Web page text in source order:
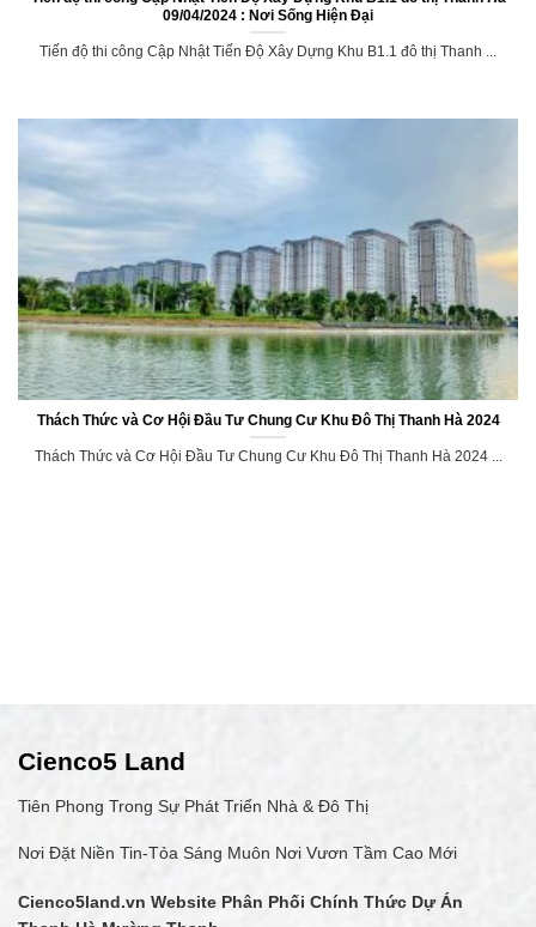
09/04/2024 : Nơi Sống Hiện Đại
Tiến độ thi công Cập Nhật Tiến Độ Xây Dựng Khu B1.1 đô thị Thanh ...
Thách Thức và Cơ Hội Đầu Tư Chung Cư Khu Đô Thị Thanh Hà 2024
Thách Thức và Cơ Hội Đầu Tư Chung Cư Khu Đô Thị Thanh Hà 2024 ...
Cienco5 Land
Tiên Phong Trong Sự Phát Triển Nhà & Đô Thị
Nơi Đặt Niền Tin-Tỏa Sáng Muôn Nơi Vươn Tầm Cao Mới
Cienco5land.vn Website Phân Phối Chính Thức Dự Án